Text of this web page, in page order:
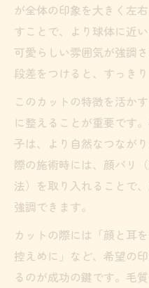
が全体の印象を大きく左
すことで、より球体に近
可愛らしい雰囲気が強調
段差をつけると、すっき
このカットの特徴を活か
に整えることが重要です
子は、より自然なつなが
際の施術時には、顔バリ
法）を取り入れることで
強調できます。
カットの際には「顔と耳
控えめに」など、希望の
るのが成功の鍵です。毛